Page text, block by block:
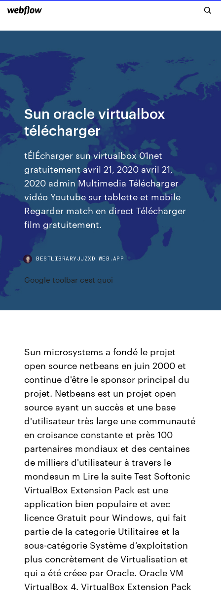
Sun oracle virtualbox
télécharger
tÉlÉcharger sun virtualbox 01net
gratuitement avril 21, 2020 avril 21,
2020 admin Multimedia Télécharger
vidéo Youtube sur tablette et mobile
Regarder match en direct Télécharger
film gratuitement.
BESTLIBRARYJJZXD.WEB.APP
Google toolbar cest quoi
Sun microsystems a fondé le projet
open source netbeans en juin 2000 et
continue d'être le sponsor principal du
projet. Netbeans est un projet open
source ayant un succès et une base
d'utilisateur très large une communauté
en croisance constante et près 100
partenaires mondiaux et des centaines
de milliers d'utilisateur à travers le
mondesun m Lire la suite Test Softonic
VirtualBox Extension Pack est une
application bien populaire et avec
licence Gratuit pour Windows, qui fait
partie de la categorie Utilitaires et la
sous-catégorie Système d’exploitation
plus concrètement de Virtualisation et
qui a été créee par Oracle. Oracle VM
VirtualBox 4. VirtualBox Extension Pack